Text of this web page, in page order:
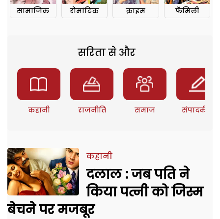
सामाजिक रोमांटिक क्राइम फॅमिली
सरिता से और
कहानी राजनीति समाज संपादकीय
कहानी
दलाल : जब पति ने
किया पत्नी को जिस्म
बेचने पर मजबूर